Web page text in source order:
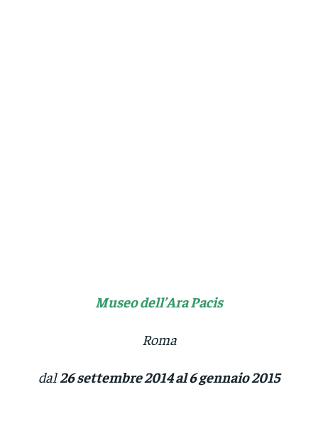
Museo dell’Ara Pacis
Roma
dal26 settembre 2014 al 6 gennaio 2015